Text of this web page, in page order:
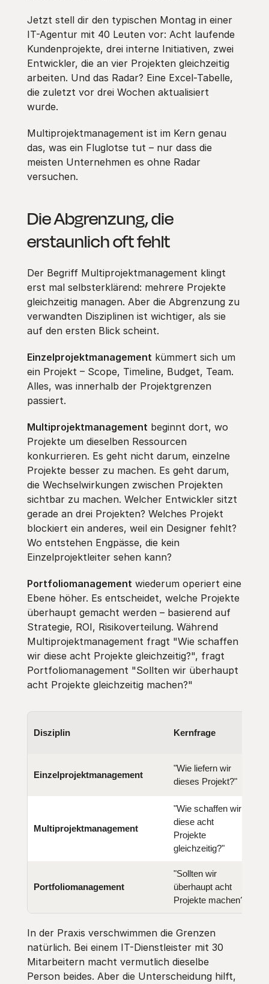
Jetzt stell dir den typischen Montag in einer
IT-Agentur mit 40 Leuten vor: Acht laufende
Kundenprojekte, drei interne Initiativen, zwei
Entwickler, die an vier Projekten gleichzeitig
arbeiten. Und das Radar? Eine Excel-Tabelle,
die zuletzt vor drei Wochen aktualisiert
wurde.
Multiprojektmanagement ist im Kern genau
das, was ein Fluglotse tut – nur dass die
meisten Unternehmen es ohne Radar
versuchen.
Die Abgrenzung, die
erstaunlich oft fehlt
Der Begriff Multiprojektmanagement klingt
erst mal selbsterklärend: mehrere Projekte
gleichzeitig managen. Aber die Abgrenzung zu
verwandten Disziplinen ist wichtiger, als sie
auf den ersten Blick scheint.
Einzelprojektmanagement kümmert sich um
ein Projekt – Scope, Timeline, Budget, Team.
Alles, was innerhalb der Projektgrenzen
passiert.
Multiprojektmanagement beginnt dort, wo
Projekte um dieselben Ressourcen
konkurrieren. Es geht nicht darum, einzelne
Projekte besser zu machen. Es geht darum,
die Wechselwirkungen zwischen Projekten
sichtbar zu machen. Welcher Entwickler sitzt
gerade an drei Projekten? Welches Projekt
blockiert ein anderes, weil ein Designer fehlt?
Wo entstehen Engpässe, die kein
Einzelprojektleiter sehen kann?
Portfoliomanagement wiederum operiert eine
Ebene höher. Es entscheidet, welche Projekte
überhaupt gemacht werden – basierend auf
Strategie, ROI, Risikoverteilung. Während
Multiprojektmanagement fragt "Wie schaffen
wir diese acht Projekte gleichzeitig?", fragt
Portfoliomanagement "Sollten wir überhaupt
acht Projekte gleichzeitig machen?"
Disziplin Kernfrage
Einzelprojektmanagement
"Wie liefern wir
dieses Projekt?"
Multiprojektmanagement
"Wie schaffen wir
diese acht
Projekte
gleichzeitig?"
Portfoliomanagement
"Sollten wir
überhaupt acht
Projekte machen?"
In der Praxis verschwimmen die Grenzen
natürlich. Bei einem IT-Dienstleister mit 30
Mitarbeitern macht vermutlich dieselbe
Person beides. Aber die Unterscheidung hilft,